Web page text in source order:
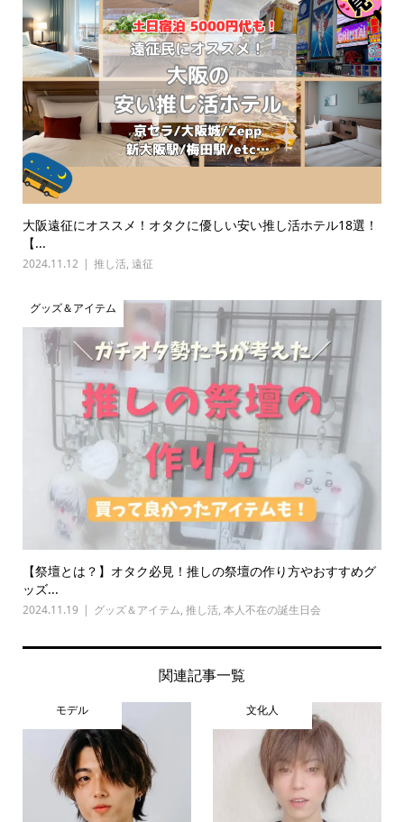
大阪遠征にオススメ！オタクに優しい安い推し活ホテル18選！
【...
2024.11.12 推し活, 遠征
グッズ＆アイテム
【祭壇とは？】オタク必見！推しの祭壇の作り方やおすすめグ
ッズ...
2024.11.19 グッズ＆アイテム, 推し活, 本人不在の誕生日会
関連記事一覧
モデル 文化人